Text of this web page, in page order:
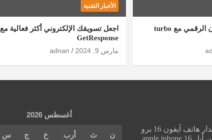
كيف تحصل على الأمان الرقمي مع turbo
الأخبار التقنية
اجعل تسويقك الإلكتروني أكثر فعالية مع
GetResponse
مارس 9, 2024
adnan
موعد إصدار هاتف آيفون 16 برو
ماكس من أبل apple iphone 16
أغسطس 2026
ن ث أرب خ ج س